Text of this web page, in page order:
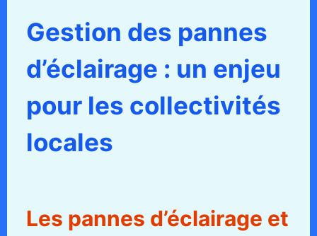
Gestion des pannes
d’éclairage : un enjeu
pour les collectivités
locales
Les pannes d’éclairage et